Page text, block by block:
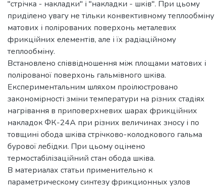
"стрічка - накладки" і "накладки - шків". При цьому
приділено увагу не тільки конвективному теплообміну
матових і полірованих поверхонь металевих
фрикційних елементів, але і їх радіаційному
теплообміну.
Встановлено співвідношення між площами матових і
полірованої поверхонь гальмівного шківа.
Експериментальним шляхом проілюстровано
закономірності зміни температури на різних стадіях
нагрівання в приповерхневих шарах фрикційних
накладок ФК-24А при різних величинах зносу і по
товщині обода шківа стрічково-колодкового гальма
бурової лебідки. При цьому оцінено
термостабілізаційний стан обода шківа.
В материалах статьи применительно к
параметрическому синтезу фрикционных узлов